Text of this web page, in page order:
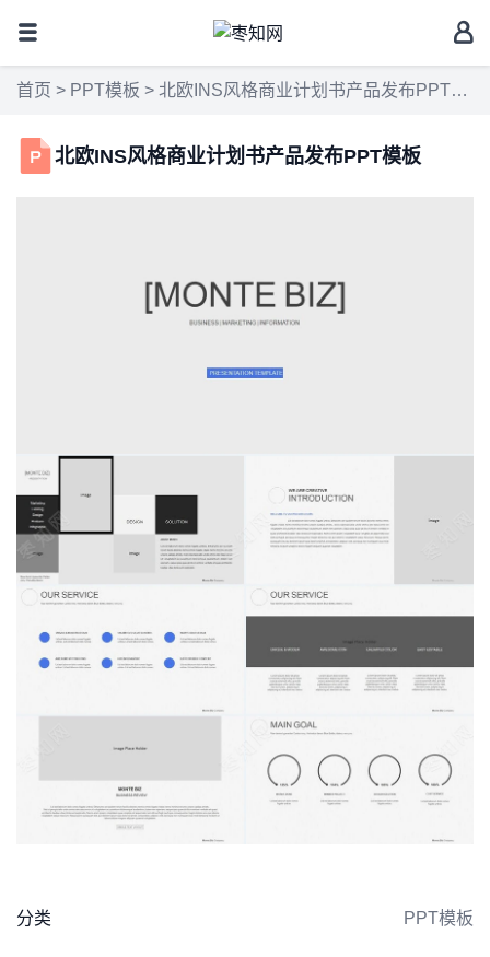
首页 > PPT模板 > 北欧INS风格商业计划书产品发布PPT模板
北欧INS风格商业计划书产品发布PPT模板
分类 PPT模板